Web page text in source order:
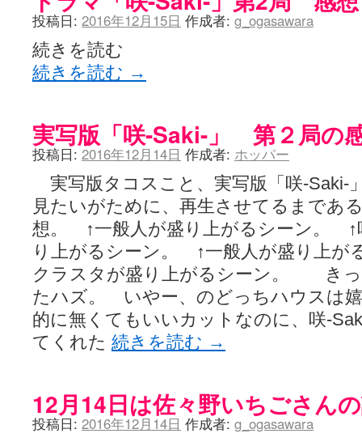
投稿日: 2016年12月15日 作成者: g_ogasawara
続きを読む
続きを読む →
実写版「咲-Saki-」 第２局の
投稿日: 2016年12月14日 作成者: ホッパー
実写版タコスこと、実写版「咲-
見たいがために、再生させてるまであ
想。 ↑一般人が盛り上がるシーン。 ↑
り上がるシーン。 ↑一般人が盛り上が
クラスタが盛り上がるシーン。 きっ
たハズ。 いやー、のどっちハウスは
的に無くてもいいカットなのに、咲-
てくれた 続きを読む →
12月14日は佐々野いちごさん
投稿日: 2016年12月14日 作成者: g_ogasawara